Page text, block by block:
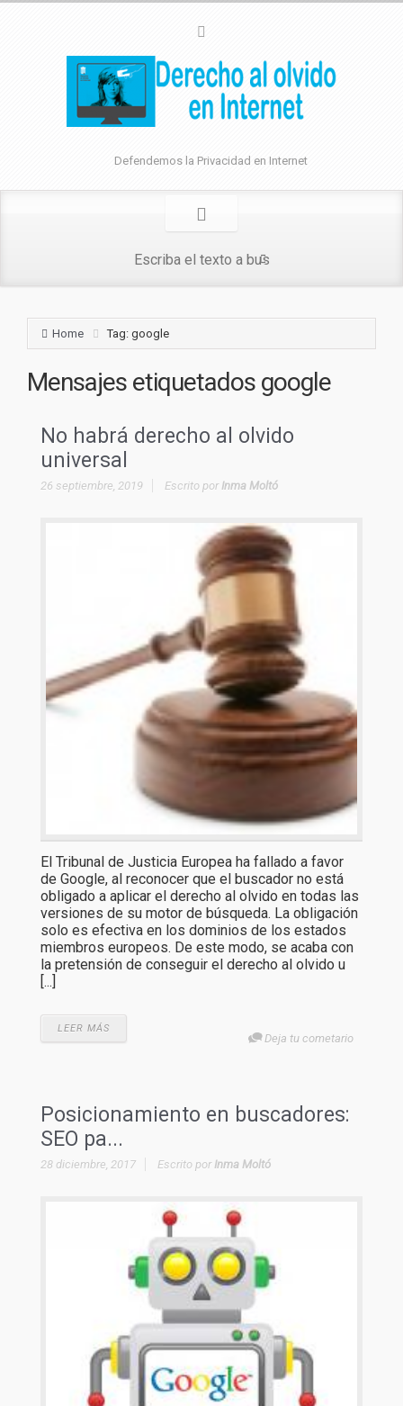
Defendemos la Privacidad en Internet
Home Tag: google
Mensajes etiquetados google
No habrá derecho al olvido
universal
26 septiembre, 2019 Escrito por Inma Moltó
El Tribunal de Justicia Europea ha fallado a favor
de Google, al reconocer que el buscador no está
obligado a aplicar el derecho al olvido en todas las
versiones de su motor de búsqueda. La obligación
solo es efectiva en los dominios de los estados
miembros europeos. De este modo, se acaba con
la pretensión de conseguir el derecho al olvido u
[...]
LEER MÁS
Deja tu cometario
Posicionamiento en buscadores:
SEO pa...
28 diciembre, 2017 Escrito por Inma Moltó